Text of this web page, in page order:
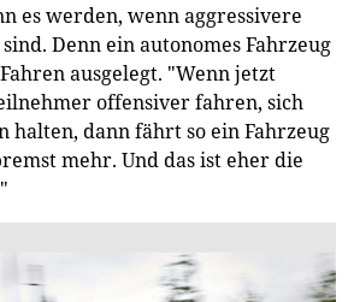
es werden, wenn aggressivere
Denn ein autonomes Fahrzeug
ausgelegt. "Wenn jetzt
offensiver fahren, sich
halten, dann fährt so ein Fahrzeug
mehr. Und das ist eher die